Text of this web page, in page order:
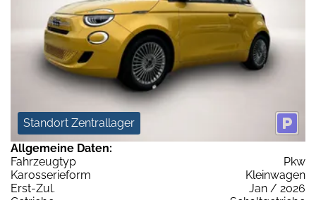
Standort Zentrallager
Allgemeine Daten:
Fahrzeugtyp
Pkw
Karosserieform
Kleinwagen
Erst-Zul.
Jan / 2026